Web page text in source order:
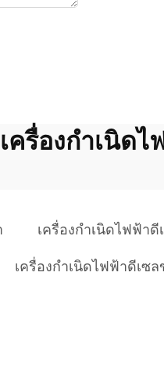
เครื่องกำเนิด
เครื่องกำเนิดไฟฟ้า
เครื่องกำเนิดไฟฟ้าดีเซ